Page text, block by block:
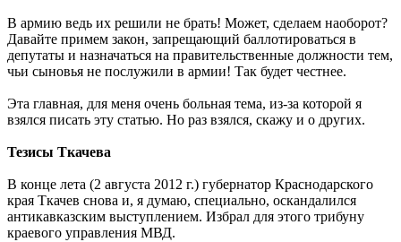
В армию ведь их решили не брать! Может, сделаем наоборот?
Давайте примем закон, запрещающий баллотироваться в
депутаты и назначаться на правительственные должности тем,
чьи сыновья не послужили в армии! Так будет честнее.
Эта главная, для меня очень больная тема, из-за которой я
взялся писать эту статью. Но раз взялся, скажу и о других.
Тезисы Ткачева
В конце лета (2 августа 2012 г.) губернатор Краснодарского
края Ткачев снова и, я думаю, специально, оскандалился
антикавказским выступлением. Избрал для этого трибуну
краевого управления МВД.